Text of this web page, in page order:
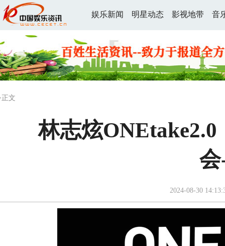
娱乐新闻 明星动态 影视地带 音
文
林志炫
2024-08-30